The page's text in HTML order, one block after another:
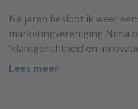
Na jaren besloot ik weer
marketingvereniging Nima
‘klantgerichtheid en
Lees meer